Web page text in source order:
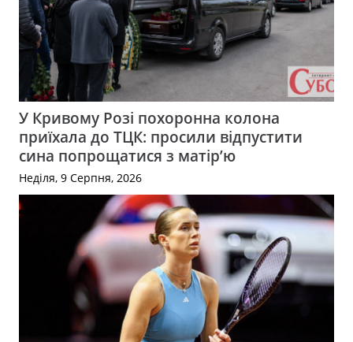
У Кривому Розі похоронна колона
приїхала до ТЦК: просили відпустити
сина попрощатися з матір’ю
Неділя, 9 Серпня, 2026